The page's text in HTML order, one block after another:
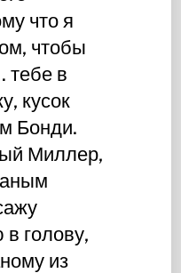
что я
чтобы
тебе в
кусок
Бонди.
Миллер,
голову,
из